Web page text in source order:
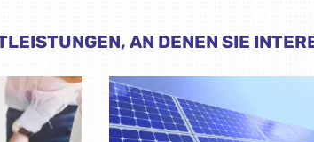
AN DENEN SIE